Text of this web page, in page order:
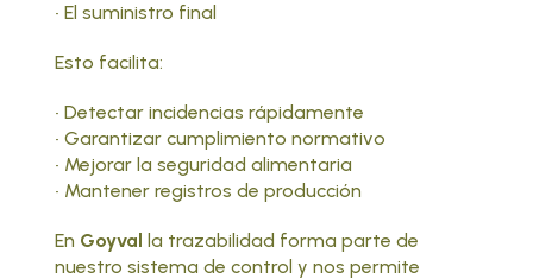
• El suministro final
Esto facilita:
• Detectar incidencias rápidamente
• Garantizar cumplimiento normativo
• Mejorar la seguridad alimentaria
• Mantener registros de producción
En Goyval la trazabilidad forma parte de
nuestro sistema de control y nos permite